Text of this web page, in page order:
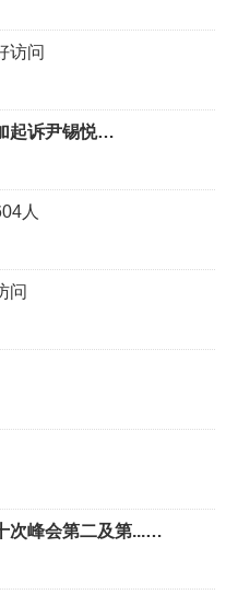
访问
起诉尹锡悦…
人
问
次峰会第二及第...…